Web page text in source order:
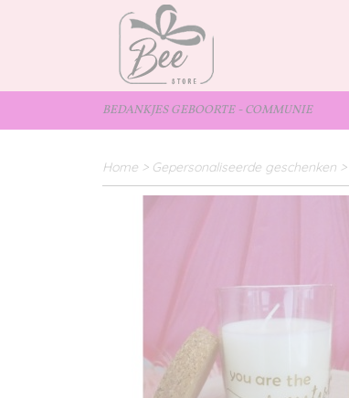
BEDANKJES GEBOORTE - COMMUNIE
Home > Gepersonaliseerde geschenken >